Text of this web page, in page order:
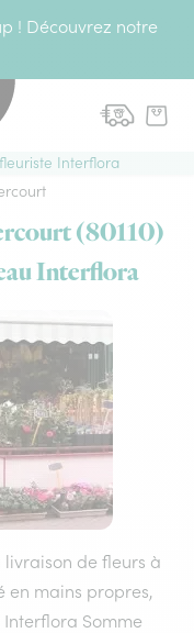
! Découvrez notre
Interflora
(80110)
Interflora
de fleurs à
en mains propres,
Somme